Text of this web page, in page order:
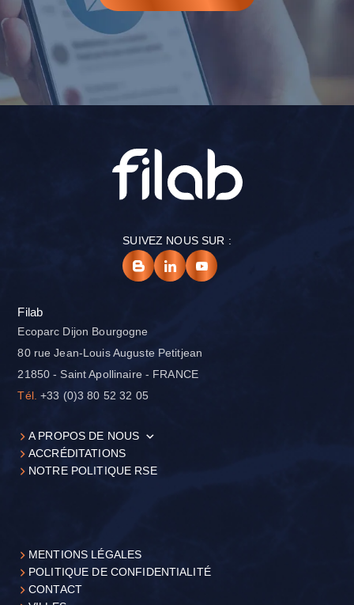
SUIVEZ NOUS SUR :
Filab
Ecoparc Dijon Bourgogne
80 rue Jean-Louis Auguste Petitjean
21850 - Saint Apollinaire - FRANCE
Tél. +33 (0)3 80 52 32 05
A PROPOS DE NOUS
ACCRÉDITATIONS
NOTRE POLITIQUE RSE
MENTIONS LÉGALES
POLITIQUE DE CONFIDENTIALITÉ
CONTACT